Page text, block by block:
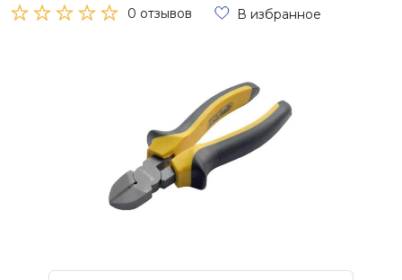
0 отзывов В избранное